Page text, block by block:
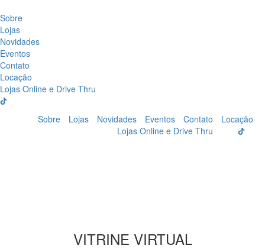
Sobre
Lojas
Novidades
Eventos
Contato
Locação
Lojas Online e Drive Thru
Sobre Lojas Novidades Eventos Contato
Locação
Lojas Online e Drive Thru
VITRINE VIRTUAL